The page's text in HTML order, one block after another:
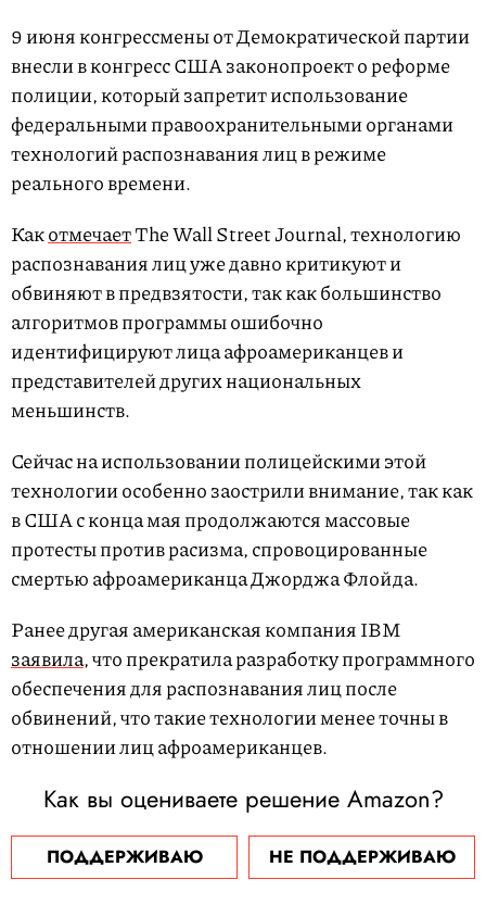
9 июня конгрессмены от Демократической партии
внесли в конгресс США законопроект о реформе
полиции, который запретит использование
федеральными правоохранительными органами
технологий распознавания лиц в режиме
реального времени.
КакотмечаетThe Wall Street Journal, технологию
распознавания лиц уже давно критикуют и
обвиняют в предвзятости, так как большинство
алгоритмов программы ошибочно
идентифицируют лица афроамериканцев и
представителей других национальных
меньшинств.
Сейчас на использовании полицейскими этой
технологии особенно заострили внимание, так как
в США с конца мая продолжаются массовые
протесты против расизма, спровоцированные
смертью афроамериканца Джорджа Флойда.
Ранее другая американская компания IBM
заявила, что прекратила разработку программного
обеспечения для распознавания лиц после
обвинений, что такие технологии менее точны в
отношении лиц афроамериканцев.
Как вы оцениваете решение Amazon?
ПОДДЕРЖИВАЮ НЕ ПОДДЕРЖИВАЮ